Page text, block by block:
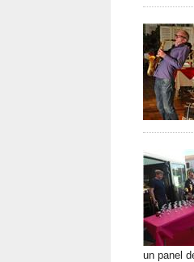
un panel